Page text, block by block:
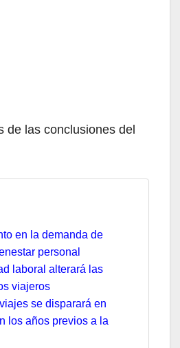
de las conclusiones del
en la demanda de
personal
laboral alterará las
viajeros
se disparará en
los años previos a la